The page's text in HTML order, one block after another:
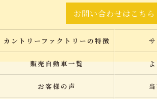
お問い合わせはこちら
カントリーファクトリーの特徴
販売自動車一覧
お客様の声